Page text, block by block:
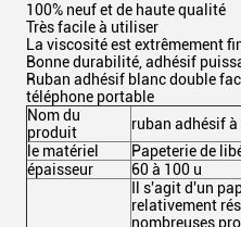
100% neuf et de haute qualité
Très facile à utiliser
La viscosité est extrêmement
Bonne durabilité, adhésif
Ruban adhésif blanc double
téléphone portable
Nom du
produit
ruban adhésif
le matériel
Papeterie de
épaisseur
60 à 100 u
Il s'agit d'un
relativement
nombreuses